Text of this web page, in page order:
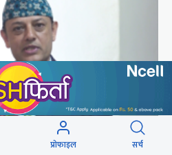
प्रोफाइल सर्च